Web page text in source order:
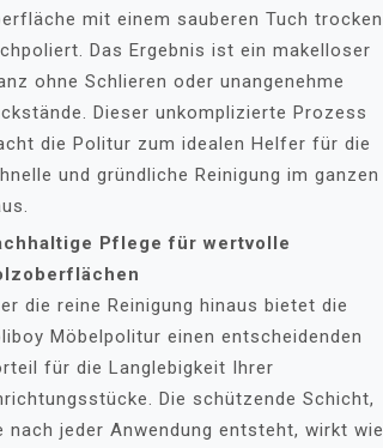
mit einem sauberen Tuch trocken
Das Ergebnis ist ein makelloser
ohne Schlieren oder unangenehme
Dieser unkomplizierte Prozess
die Politur zum idealen Helfer für die
und gründliche Reinigung im ganzen
Pflege für wertvolle
die reine Reinigung hinaus bietet die
Möbelpolitur einen entscheidenden
für die Langlebigkeit Ihrer
Die schützende Schicht,
nach jeder Anwendung entsteht, wirkt wie